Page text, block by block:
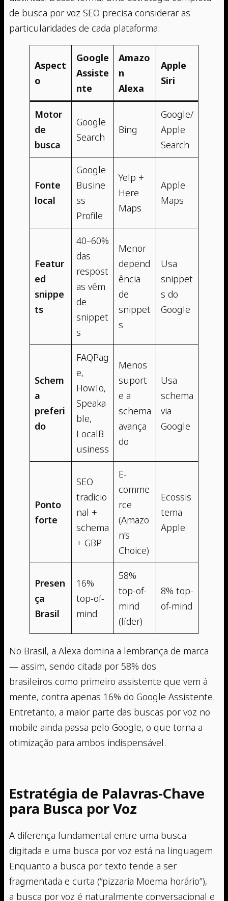
de busca por voz SEO precisa considerar as
particularidades de cada plataforma:
Aspect
o
Google
Assiste
nte
Amazo
n
Alexa
Apple
Siri
Motor
de
busca
Google
Search
Bing
Google/
Apple
Search
Fonte
local
Google
Busine
ss
Profile
Yelp +
Here
Maps
Apple
Maps
Featur
ed
snippe
ts
40–60%
das
respost
as vêm
de
snippet
s
Menor
depend
ência
de
snippet
s
Usa
snippet
s do
Google
Schem
a
preferi
do
FAQPag
e,
HowTo,
Speaka
ble,
LocalB
usiness
Menos
suport
e a
schema
avança
do
Usa
schema
via
Google
Ponto
forte
SEO
tradicio
nal +
schema
+ GBP
E-
comme
rce
(Amazo
n’s
Choice)
Ecossis
tema
Apple
Presen
ça
Brasil
16%
top-of-
mind
58%
top-of-
mind
(líder)
8% top-
of-mind
No Brasil, a Alexa domina a lembrança de marca
— assim, sendo citada por 58% dos
brasileiros como primeiro assistente que vem à
mente, contra apenas 16% do Google Assistente.
Entretanto, a maior parte das buscas por voz no
mobile ainda passa pelo Google, o que torna a
otimização para ambos indispensável.
Estratégia de Palavras-Chave
para Busca por Voz
A diferença fundamental entre uma busca
digitada e uma busca por voz está na linguagem.
Enquanto a busca por texto tende a ser
fragmentada e curta (“pizzaria Moema horário”),
a busca por voz é naturalmente conversacional e